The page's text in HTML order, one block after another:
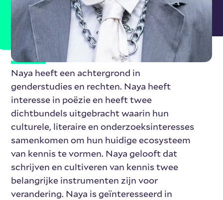
Over Naya Aljoudi
Naya heeft een achtergrond in
genderstudies en rechten. Naya heeft
interesse in poëzie en heeft twee
dichtbundels uitgebracht waarin hun
culturele, literaire en onderzoeksinteresses
samenkomen om hun huidige ecosysteem
van kennis te vormen. Naya gelooft dat
schrijven en cultiveren van kennis twee
belangrijke instrumenten zijn voor
verandering. Naya is geïnteresseerd in